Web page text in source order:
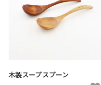
木製スープスプーン